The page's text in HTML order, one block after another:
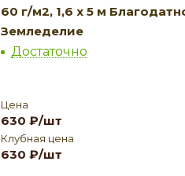
60 г/м2, 1,6 х 5 м
Земледелие
Достаточно
Цена
630 ₽/шт
Клубная цена
630 ₽/шт